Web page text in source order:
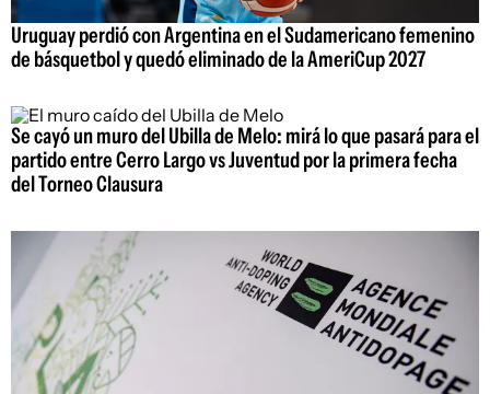
Uruguay perdió con Argentina en el Sudamericano femenino
de básquetbol y quedó eliminado de la AmeriCup 2027
Se cayó un muro del Ubilla de Melo: mirá lo que pasará para el
partido entre Cerro Largo vs Juventud por la primera fecha
del Torneo Clausura